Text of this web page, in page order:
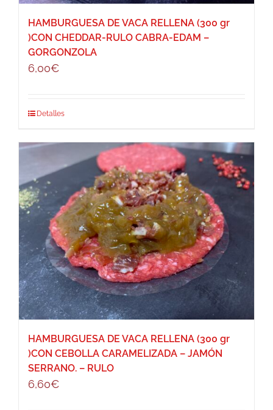
HAMBURGUESA DE VACA RELLENA (300 gr
)CON CHEDDAR-RULO CABRA-EDAM –
GORGONZOLA
6,00€
Detalles
HAMBURGUESA DE VACA RELLENA (300 gr
)CON CEBOLLA CARAMELIZADA – JAMÓN
SERRANO. – RULO
6,60€